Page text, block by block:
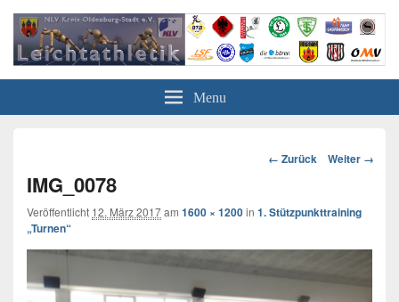
Leichtathletik in Oldenburg
NLV-Kreis Oldenburg-Stadt e.V.
Menu
Bild-
← Zurück Weiter →
IMG_0078
Veröffentlicht 12. März 2017am 1600 × 1200in 1. Stützpunkttraining
„Turnen“